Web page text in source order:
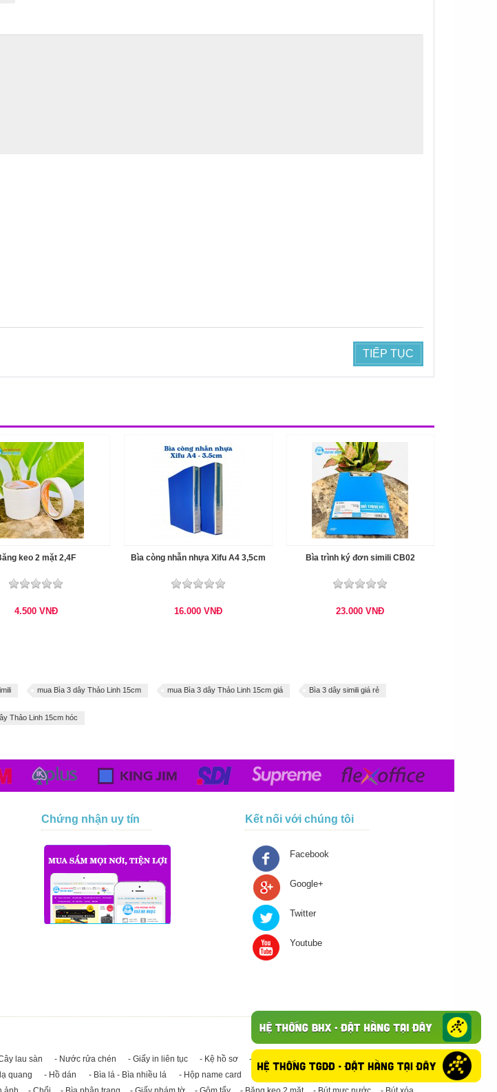
TIẾP TỤC
keo 2 mặt 2,4F
4.500 VNĐ
Bìa còng nhẫn nhựa Xifu A4 3,5cm
16.000 VNĐ
Bìa trình ký đơn simili CB02
23.000VNĐ
mua Bìa 3 dây Thảo Linh 15cm mua Bìa 3 dây Thảo Linh 15cm giá Bìa 3 dây simili giá rẻ
Thảo Linh 15cm hóc
Chứng nhận uy tín Kết nối với chúng tôi
Facebook
Google+
Twitter
Youtube
lau sàn - Nước rửa chén - Giấy in liên tục - Kệ hồ sơ - Giấy in A4
- Băng keo trong - Băng keo đục
quang - Hồ dán - Bìa lá - Bìa nhiều lá - Hộp name card - Giấy in A3 - Giấy vệ sinh
- Keo Silicone